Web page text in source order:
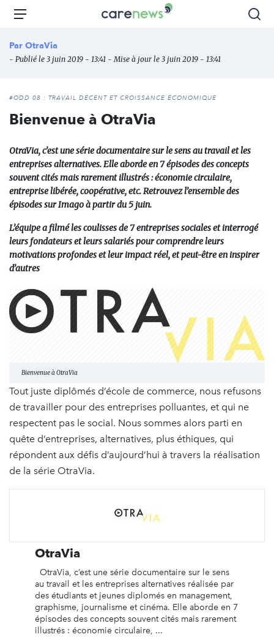
Aller
principal
Carenews,
des
l'engagement
Menu
Par OtraVia
- Publié le 3 juin 2019 - 13:41 - Mise à jour le 3 juin 2019 - 13:41
#ODD 08 : TRAVAIL DÉCENT ET CROISSANCE ÉCONOMIQUE
Bienvenue à OtraVia
OtraVia, c’est une série documentaire sur le sens au travail et les
entreprises alternatives. Elle aborde en 7 épisodes des concepts
souvent cités mais rarement illustrés : économie circulaire,
entreprise libérée, coopérative, etc. Retrouvez l’ensemble des
épisodes sur Imago à partir du 5 juin.
L’équipe a filmé les coulisses de 7 entreprises sociales et interrogé
leurs fondateurs et leurs salariés pour comprendre leurs
motivations profondes et leur impact réel, et peut-être en inspirer
d’autres
Bienvenue à OtraVia
Tout juste diplômés d’école de commerce, nous refusons
de travailler pour des entreprises polluantes, et qui ne
respectent pas le social. Nous sommes alors parti en
quête d’entreprises, alternatives, plus éthiques, qui
répondent aux défis d’aujourd’hui à travers la réalisation
de la série OtraVia.
OtraVia
OtraVia, c’est une série documentaire sur le sens
au travail et les entreprises alternatives réalisée par
des étudiants et jeunes diplomés en management,
graphisme, journalisme et cinéma. Elle aborde en 7
épisodes des concepts souvent cités mais rarement
illustrés : économie circulaire, ...